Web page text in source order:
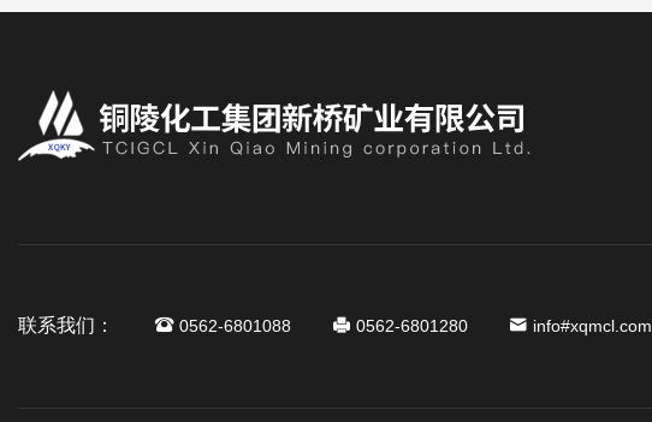
联系我们： 0562-6801088 0562-6801280 info#xqmcl.com